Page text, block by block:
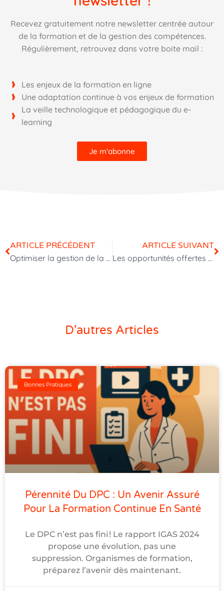
Recevez gratuitement notre newsletter centrée autour
de la formation et de la gestion des compétences.
Régulièrement, retrouvez dans votre boite mail :
Les enjeux de la formation en ligne
Une adaptation continue à vos enjeux de formation
La veille technologique et pédagogique du e-
learning
Je m'abonne
ARTICLE PRÉCÉDENT
Optimiser la gestion de la certification Qualiopi grâce à un LMS performant
ARTICLE SUIVANT
Les opportunités offertes par la formation digitale en entreprise
D'autres Articles
Bonnes Pratiques
Pérennité Du DPC : Un Avenir Assuré
Pour La Formation Continue En Santé
Le DPC n’est pas fini ! Le rapport IGAS 2024
propose une évolution, pas une
suppression. Organismes de formation,
préparez l’avenir dès maintenant.